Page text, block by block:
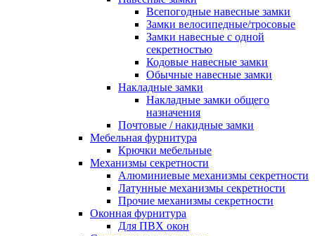
Всепогодные навесные замки
Замки велосипедные/тросовые
Замки навесные с одной
секретностью
Кодовые навесные замки
Обычные навесные замки
Накладные замки
Накладные замки общего
назначения
Почтовые / накидные замки
Мебельная фурнитура
Крючки мебельные
Механизмы секретности
Алюминиевые механизмы секретности
Латунные механизмы секретности
Прочие механизмы секретности
Оконная фурнитура
Для ПВХ окон